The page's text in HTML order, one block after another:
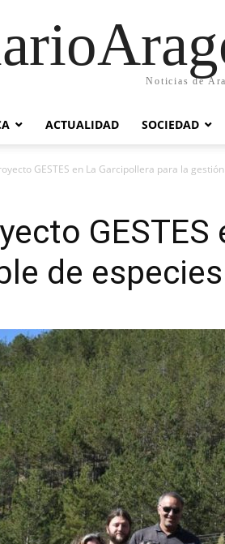
Noticias de
ACTUALIDAD SOCIEDAD
GESTES en La Garcipollera para la
de